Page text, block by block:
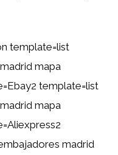
template=list
mapa
template=list
mapa
madrid